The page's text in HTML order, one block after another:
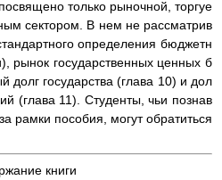
только рыночной, торгуе
сектором. В нем не рассматрив
определения бюджетн
рынок государственных ценных б
долг государства (глава 10) и дол
(глава 11). Студенты, чьи познав
рамки пособия, могут обратиться
книги